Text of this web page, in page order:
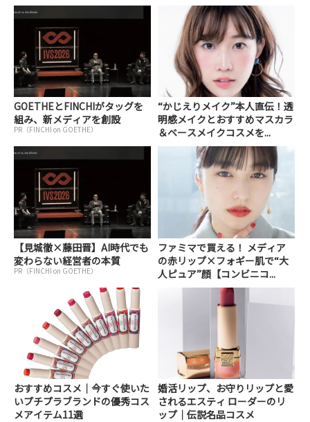
GOETHEとFINCHIがタッグを
組み、新メディアを創設
PR（FINCHI on GOETHE）
“かじえりメイク”本人直伝！透
明感メイクとおすすめマスカラ
＆ベースメイクコスメを...
【見城徹×藤田晋】AI時代でも
変わらない経営者の本質
PR（FINCHI on GOETHE）
ファミマで買える！ メディア
の赤リップ×フォギー肌で“大
人ピュア”顔【コンビニコ...
おすすめコスメ｜今すぐ使いた
いプチプラブランドの優秀コス
メアイテム11選
婚活リップ、お守りリップと愛
されるエスティ ローダーのリ
ップ｜伝説名品コスメ